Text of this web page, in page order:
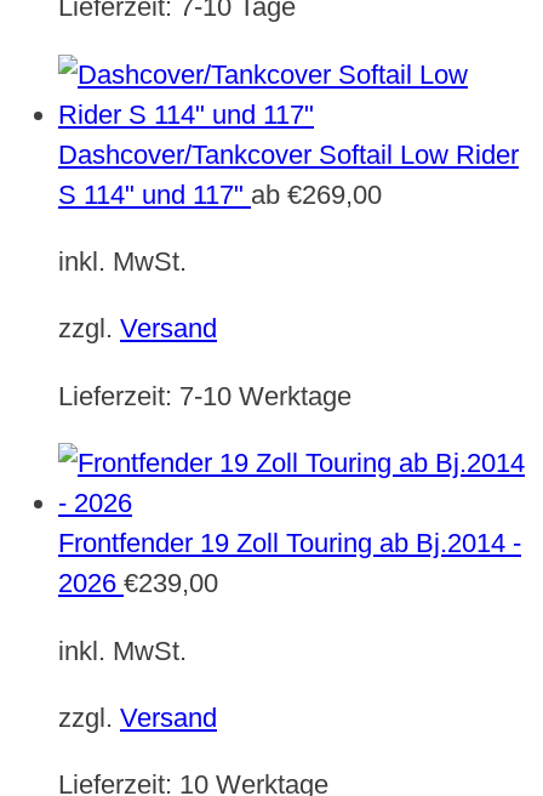
Lieferzeit: 7-10 Tage
Dashcover/Tankcover Softail Low Rider
S 114" und 117" ab €269,00
inkl. MwSt.
zzgl. Versand
Lieferzeit: 7-10 Werktage
Frontfender 19 Zoll Touring ab Bj.2014 -
2026 €239,00
inkl. MwSt.
zzgl. Versand
Lieferzeit: 10 Werktage